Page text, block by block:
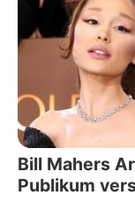
Bill Mahers
Publikum